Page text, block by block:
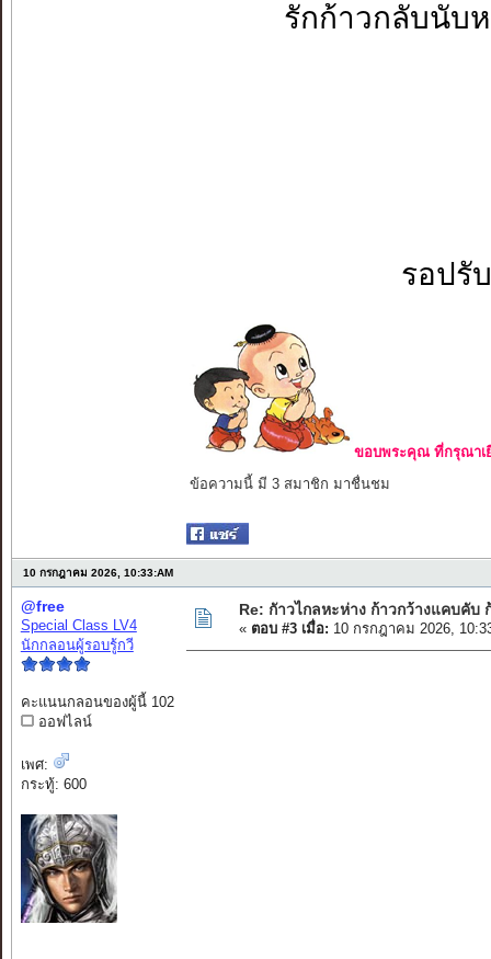
รักก้าวกลับนับหนึ่
รอปรั
ขอบพระคุณ ที่กรุณาเ
ข้อความนี้ มี 3 สมาชิก มาชื่นชม
10 กรกฎาคม 2026, 10:33:AM
@free
Special Class LV4
นักกลอนผู้รอบรู้กวี
คะแนนกลอนของผู้นี้ 102
ออฟไลน์
เพศ:
กระทู้: 600
Re: กัาวไกลหะห่าง ก้าวกว้างแคบคับ
« ตอบ #3 เมื่อ: 10 กรกฎาคม 2026,